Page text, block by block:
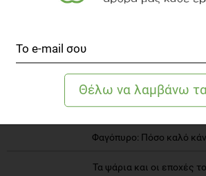
ΔΗΜΟΦΙΛΗ
Φαγόπυρο: Πόσο καλό
Τα ψάρια και οι εποχές